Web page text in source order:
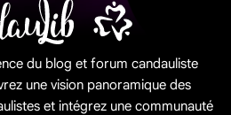
du blog et forum candauliste
une vision panoramique des
et intégrez une communauté